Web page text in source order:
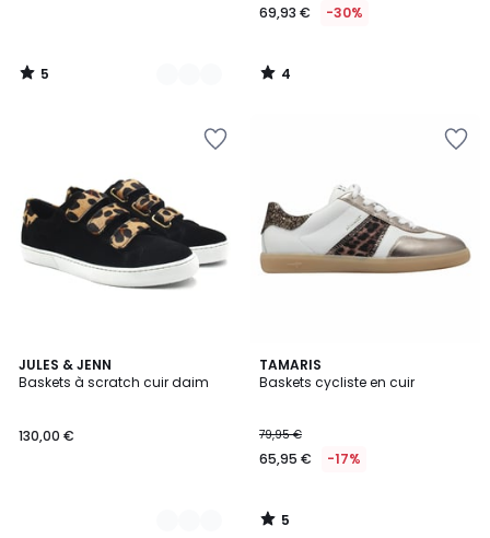
5
/
69,93 € -30%
4
/
JULES & JENN
Baskets à scratch cuir daim
130,00 €
2
Couleurs
TAMARIS
Baskets cycliste en cuir
79,95 €
65,95 € -17%
5
/
5
/